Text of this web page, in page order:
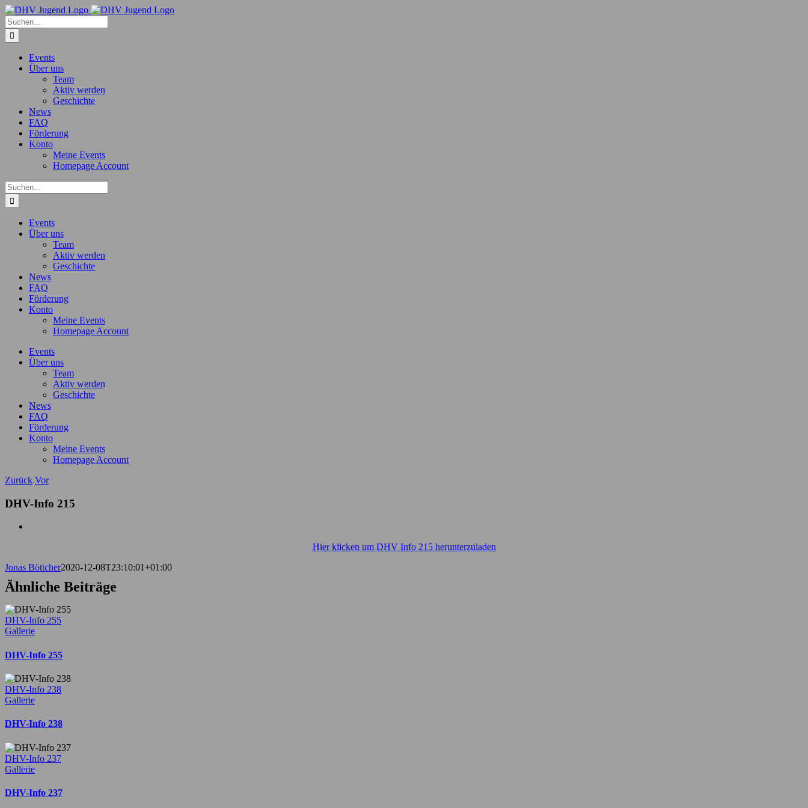
Zum
Inhalt
springen
Suche
nach:
Events
Über uns
Team
Aktiv werden
Geschichte
News
FAQ
Förderung
Konto
Meine Events
Homepage Account
Suche
nach:
Events
Über uns
Team
Aktiv werden
Geschichte
News
FAQ
Förderung
Konto
Meine Events
Homepage Account
Events
Über uns
Team
Aktiv werden
Geschichte
News
FAQ
Förderung
Konto
Meine Events
Homepage Account
Zurück Vor
DHV-Info 215
Hier klicken um DHV Info 215 herunterzuladen
Jonas Böttcher2020-12-08T23:10:01+01:00
Ähnliche Beiträge
DHV-Info 255
Gallerie
DHV-Info 255
DHV-Info 238
Gallerie
DHV-Info 238
DHV-Info 237
Gallerie
DHV-Info 237